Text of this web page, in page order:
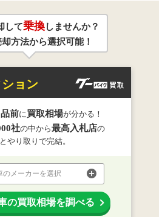
して乗換しませんか？
却方法から選択可能！
ョン
前に 買取相場が分かる！
社の中から最高入札店の
やり取りで完結。
のメーカーを選択
の買取相場を調べる